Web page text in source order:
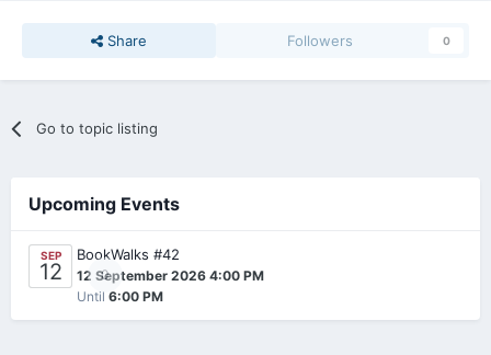
Share Followers 0
Go to topic listing
Upcoming Events
SEP
12 0
BookWalks #42
12 September 2026 4:00 PM
Until 6:00 PM